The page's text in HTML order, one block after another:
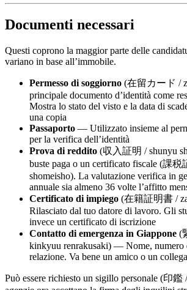
Documenti necessari
Questi coprono la maggior parte delle
variano in base all’immobile.
Permesso di soggiorno (在留カード /
principale documento d’identità come
Mostra lo stato del visto e la data di
una copia
Passaporto — Utilizzato insieme al
per la verifica dell’identità
Prova di reddito (収入証明 / shunyu
buste paga o un certificato fiscale (課税
shomeisho). La valutazione verifica in
annuale sia almeno 36 volte l’affitto
Certificato di impiego (在籍証明書 /
Rilasciato dal tuo datore di lavoro. Gli
invece un certificato di iscrizione
Contatto di emergenza in Giappone (
kinkyuu renrakusaki) — Nome, numero
relazione. Va bene un amico o un collega
Può essere richiesto un sigillo personale (印鑑